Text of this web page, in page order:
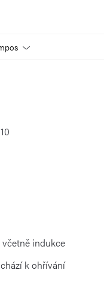
indukce
k ohřívání